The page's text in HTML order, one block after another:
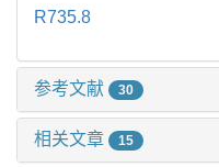
R735.8
参考文献 30
相关文章 15